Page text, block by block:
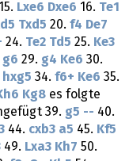
15. Lxe6 Dxe6 16. Te1
Txd5 20. f4 De7
24. Te2 Td5 25. Ke3
g6 29. g4 Ke6 30.
hxg5 34. f6+ Ke6 35.
Kg8 es folgte
39. g5 -- 40.
44. cxb3 a5 45. Kf5
49. Lxa3 Kh7 50.